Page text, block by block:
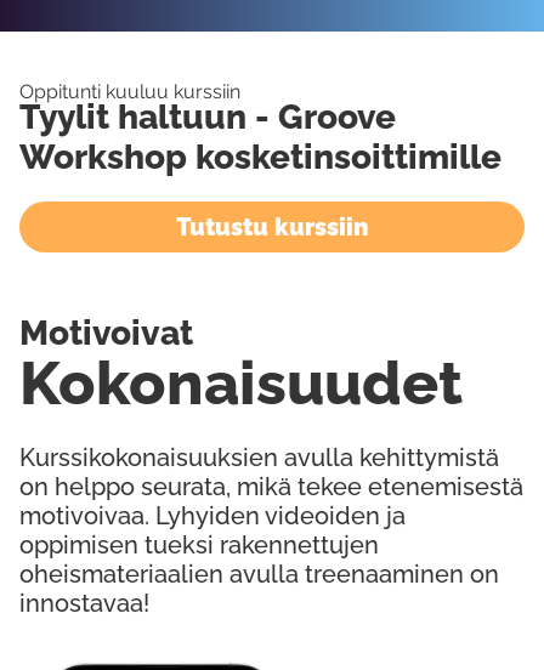
Oppitunti kuuluu kurssiin
Tyylit haltuun - Groove
Workshop kosketinsoittimille
Tutustu kurssiin
Kurssikokonaisuuksien avulla kehittymistä
on helppo seurata, mikä tekee etenemisestä
motivoivaa. Lyhyiden videoiden ja
oppimisen tueksi rakennettujen
oheismateriaalien avulla treenaaminen on
innostavaa!
Kokonaisuudet
Motivoivat